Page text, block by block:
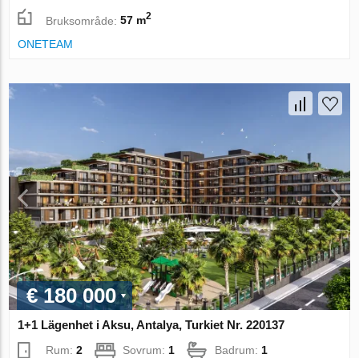
Bruksområde:57 m2
ONETEAM
€ 180 000
1+1 Lägenhet i Aksu, Antalya, Turkiet Nr. 220137
Rum:2 Sovrum:1 Badrum:1